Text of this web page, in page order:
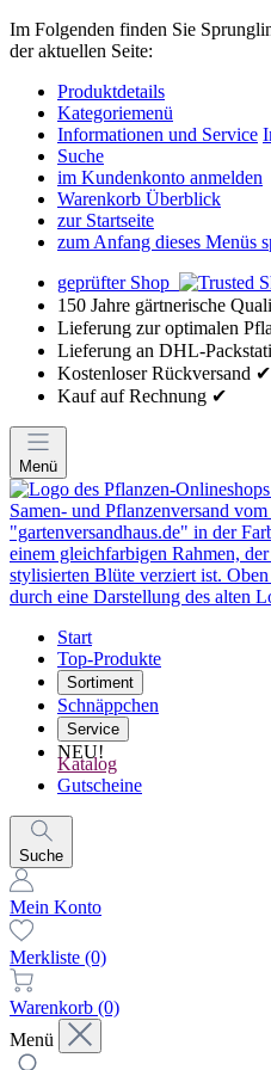
Im Folgenden finden Sie
der aktuellen Seite:
Produktdetails
Kategoriemenü
Informationen und Service
Suche
im Kundenkonto anmelden
Warenkorb Überblick
zur Startseite
zum Anfang dieses Menüs
geprüfter Shop
150 Jahre gärtnerische
Lieferung zur optimalen
Lieferung an DHL-
Kostenloser Rückversand ✔
Kauf auf Rechnung ✔
Menü
Start
Top-Produkte
Sortiment
Schnäppchen
Service
NEU!
Katalog
Gutscheine
Suche
Mein Konto
Merkliste (0)
Warenkorb (0)
Menü